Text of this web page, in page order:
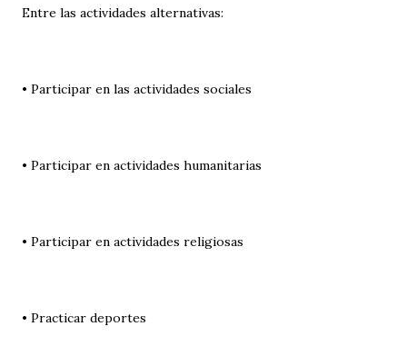
Entre las actividades alternativas:
• Participar en las actividades sociales
• Participar en actividades humanitarias
• Participar en actividades religiosas
• Practicar deportes